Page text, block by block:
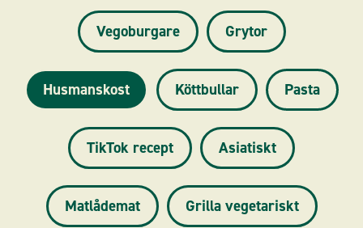
Vegoburgare Grytor
Husmanskost Köttbullar Pasta
TikTok recept Asiatiskt
Matlådemat Grilla vegetariskt